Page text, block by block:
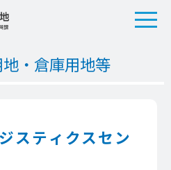
・倉庫用地等
スティクスセン